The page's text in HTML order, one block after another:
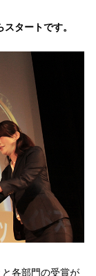
タートです。
各部門の受賞が